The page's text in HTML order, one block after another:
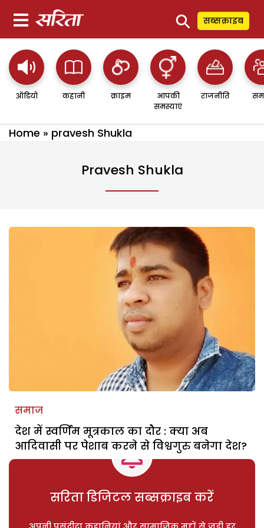
⚲ सब्सक्राइब
ऑडियो कहानी क्राइम
आपकी
समस्याएं
राजनीति
Home » pravesh Shukla
Pravesh Shukla
समाज
देश में स्वर्णिम मूत्रकाल का दौर : क्या अब
आदिवासी पर पेशाब करने से विश्वगुरु बनेगा देश?
सरिता डिजिटल सब्सक्राइब करें